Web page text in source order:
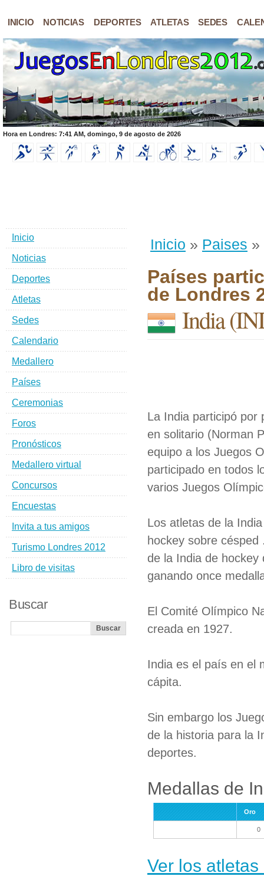
INICIO NOTICIAS DEPORTES ATLETAS SEDES
Hora en Londres: 7:41 AM, domingo, 9 de agosto de 2026
Inicio » Paises »
Países
de Londres
India
La India participó por
en solitario (Norman
equipo a los Juegos
participado en todos
varios Juegos
Los atletas de la
hockey sobre
de la India de
ganando once
El Comité Olímpico
creada en 1927.
India es el país en el
cápita.
Sin embargo los
de la historia para la
deportes.
Medallas de
Oro
0
Ver los
Inicio
Noticias
Deportes
Atletas
Sedes
Calendario
Medallero
Países
Ceremonias
Foros
Pronósticos
Medallero virtual
Concursos
Encuestas
Invita a tus amigos
Turismo Londres 2012
Libro de visitas
Buscar